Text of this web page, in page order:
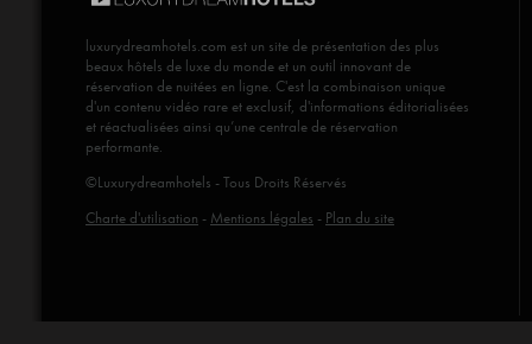
luxurydreamhotels.com est un site de présentation des plus
beaux hôtels de luxe du monde et un outil innovant de
réservation de nuitées en ligne. C'est la combinaison unique
d'un contenu vidéo rare et exclusif, d'informations éditorialisées
et réactualisées ainsi qu’une centrale de réservation
performante.
©Luxurydreamhotels - Tous Droits Réservés
Charte d'utilisation - Mentions légales - Plan du site